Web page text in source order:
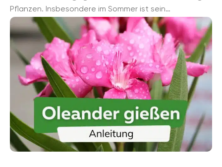
Pflanzen. Insbesondere im Sommer ist sein
Wasserbedarf sehr hoch und auch im Winterquartier ...